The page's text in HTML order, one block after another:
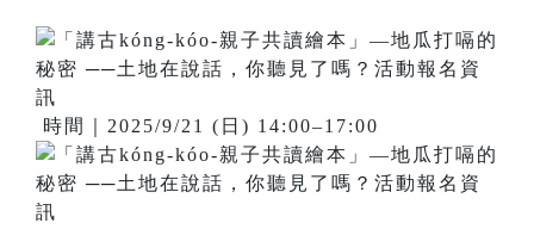
時間｜2025/9/21 (日) 14:00–17:00